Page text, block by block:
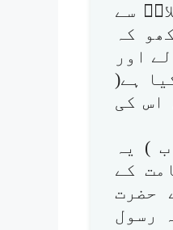
سے
کہ
اور
ہے(
فی الاذان،۱۹۵) لیکن اس کی
) یہ
کے
حضرت
رسول